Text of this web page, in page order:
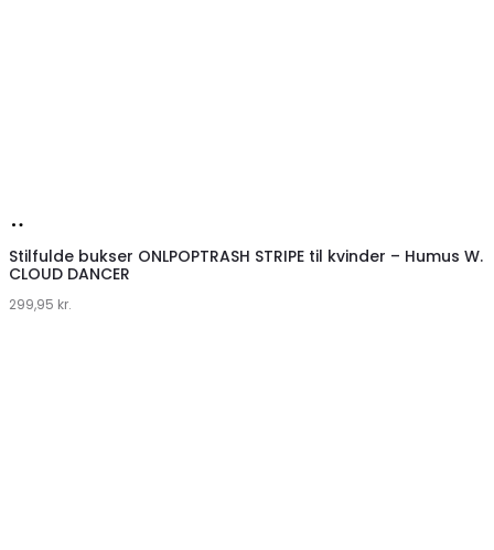
hos
Stilfulde bukser ONLPOPTRASH STRIPE til kvinder – Humus W.
CLOUD DANCER
299,95 kr.